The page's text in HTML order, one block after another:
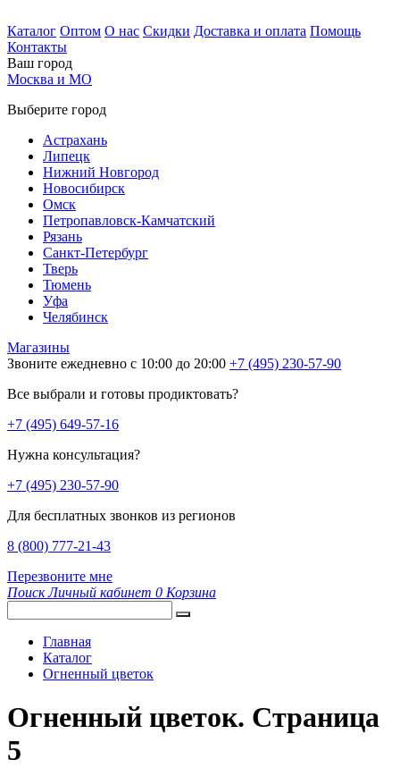
Каталог Оптом О нас Скидки Доставка и оплата Помощь
Контакты
Ваш город
Москва и МО
Выберите город
Астрахань
Липецк
Нижний Новгород
Новосибирск
Омск
Петропавловск-Камчатский
Рязань
Санкт-Петербург
Тверь
Тюмень
Уфа
Челябинск
Магазины
Звоните ежедневно с 10:00 до 20:00 +7 (495) 230-57-90
Все выбрали и готовы продиктовать?
+7 (495) 649-57-16
Нужна консультация?
+7 (495) 230-57-90
Для бесплатных звонков из регионов
8 (800) 777-21-43
Перезвоните мне
Поиск Личный кабинет 0 Корзина
Главная
Каталог
Огненный цветок
Огненный цветок. Страница
5